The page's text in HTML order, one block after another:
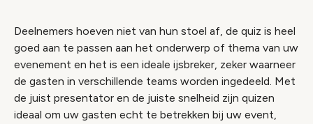
Deelnemers hoeven niet van hun stoel af, de quiz is heel
goed aan te passen aan het onderwerp of thema van uw
evenement en het is een ideale ijsbreker, zeker waarneer
de gasten in verschillende teams worden ingedeeld. Met
de juist presentator en de juiste snelheid zijn quizen
ideaal om uw gasten echt te betrekken bij uw event,